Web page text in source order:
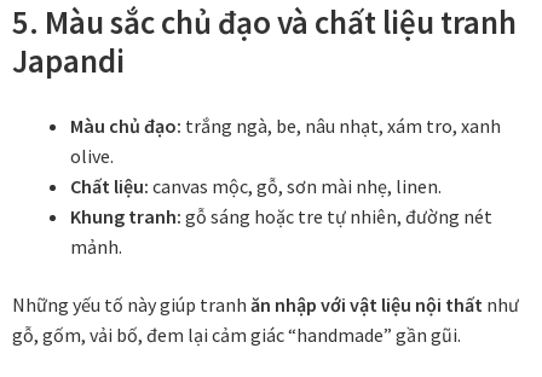
Tranh trang trí văn phòng
Tranh hoa sen treo phòng thờ
Tranh mừng thọ
Tranh phòng khách hiện đại
5. Màu sắc chủ đạo và chất liệu tranh
Japandi
Màu chủ đạo: trắng ngà, be, nâu nhạt, xám tro, xanh
olive.
Chất liệu: canvas mộc, gỗ, sơn mài nhẹ, linen.
Khung tranh: gỗ sáng hoặc tre tự nhiên, đường nét
mảnh.
Những yếu tố này giúp tranh ăn nhập với vật liệu nội thất như
gỗ, gốm, vải bố, đem lại cảm giác “handmade” gần gũi.